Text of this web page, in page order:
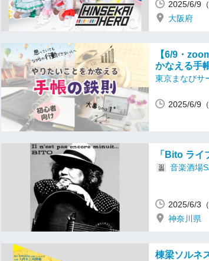
2025/6/9（
大阪府
【6/9・
かなえる手
東京まなびサ
2025/6/9（
「Bito ライ
音楽酒場
2025/6/3
神奈川県
棟梁ソルネ